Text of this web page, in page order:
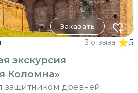
Заказать
3 отзыва 5
экскурсия
Коломна»
защитником древней